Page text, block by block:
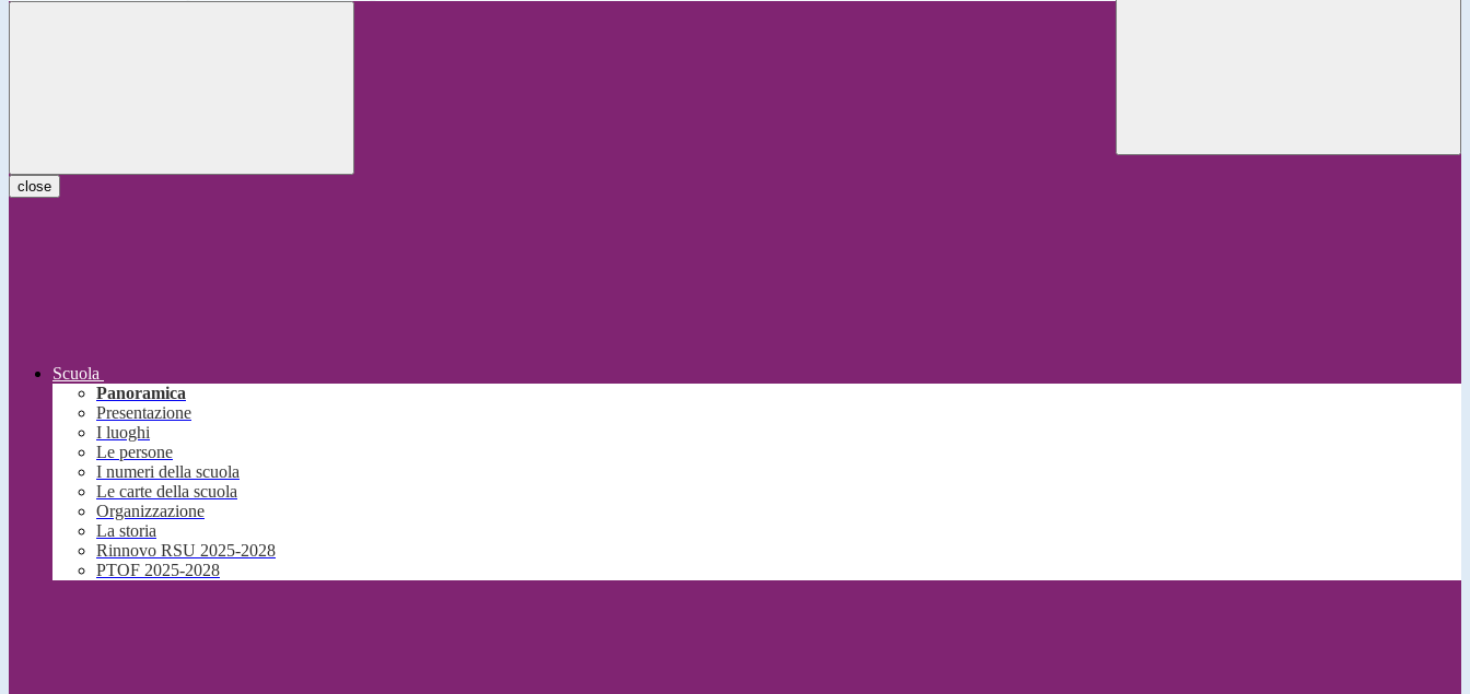
close
Scuola
Panoramica
Presentazione
I luoghi
Le persone
I numeri della scuola
Le carte della scuola
Organizzazione
La storia
Rinnovo RSU 2025-2028
PTOF 2025-2028